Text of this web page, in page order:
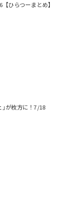
ひらつーまとめ】
｣が枚方に！7/18